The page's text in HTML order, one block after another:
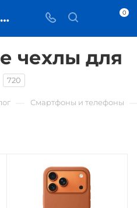
Карбоновые чехлы для телефонов • купить чехол в Самаре - iЧехол 0
чехлы для
720
Смартфоны и телефоны